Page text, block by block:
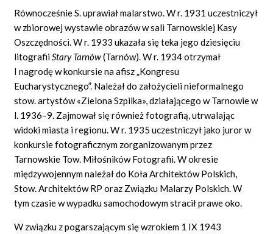
Równocześnie S. uprawiał malarstwo. W r. 1931 uczestniczył
w zbiorowej wystawie obrazów w sali Tarnowskiej Kasy
Oszczędności. W r. 1933 ukazała się teka jego dziesięciu
litografiiStary Tarnów(Tarnów).W r. 1934 otrzymał
I nagrodę w konkursie na afisz „Kongresu
Eucharystycznego”. Należał do założycieli nieformalnego
stow. artystów «Zielona Szpilka», działającego w Tarnowie w
l. 1936–9. Zajmował się również fotografią, utrwalając
widoki miasta i regionu. W r. 1935 uczestniczył jako juror w
konkursie fotograficznym zorganizowanym przez
Tarnowskie Tow. Miłośników Fotografii. W okresie
międzywojennym należał do Koła Architektów Polskich,
Stow. Architektów RP oraz Związku Malarzy Polskich. W
tym czasie w wypadku samochodowym stracił prawe oko.
W związku z pogarszającym się wzrokiem 1 IX 1943